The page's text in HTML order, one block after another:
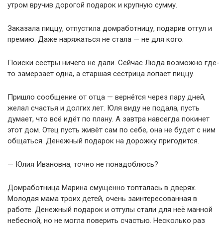
утром вручив дорогой подарок и крупную сумму.
Заказала пиццу, отпустила домработницу, подарив отгул и
премию. Даже наряжаться не стала — не для кого.
Поиски сестры ничего не дали. Сейчас Люда возможно где-
то замерзает одна, а старшая сестрица лопает пиццу.
Пришло сообщение от отца — вернётся через пару дней,
желал счастья и долгих лет. Юля виду не подала, пусть
думает, что всё идёт по плану. А завтра навсегда покинет
этот дом. Отец пусть живёт сам по себе, она не будет с ним
общаться. Денежный подарок на дорожку пригодится.
— Юлия Ивановна, точно не понадоблюсь?
Домработница Марина смущённо топталась в дверях.
Молодая мама троих детей, очень заинтересованная в
работе. Денежный подарок и отгулы стали для неё манной
небесной, но не могла поверить счастью. Несколько раз